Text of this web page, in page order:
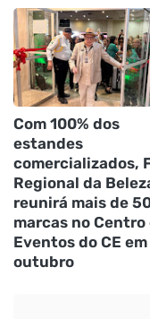
Com 100% dos
estandes
comercializados,
Regional da
reunirá mais de
marcas no Centro
Eventos do CE em
outubro